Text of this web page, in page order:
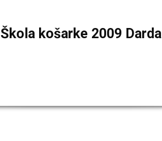
Škola košarke 2009 Darda